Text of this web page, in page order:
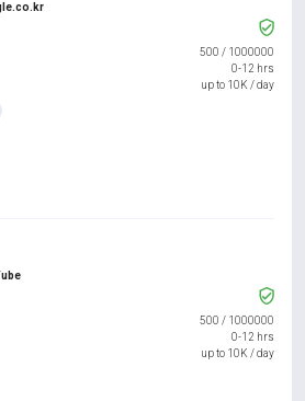
500 / 1000000
0-12 hrs
up to 10K / day
500 / 1000000
0-12 hrs
up to 10K / day